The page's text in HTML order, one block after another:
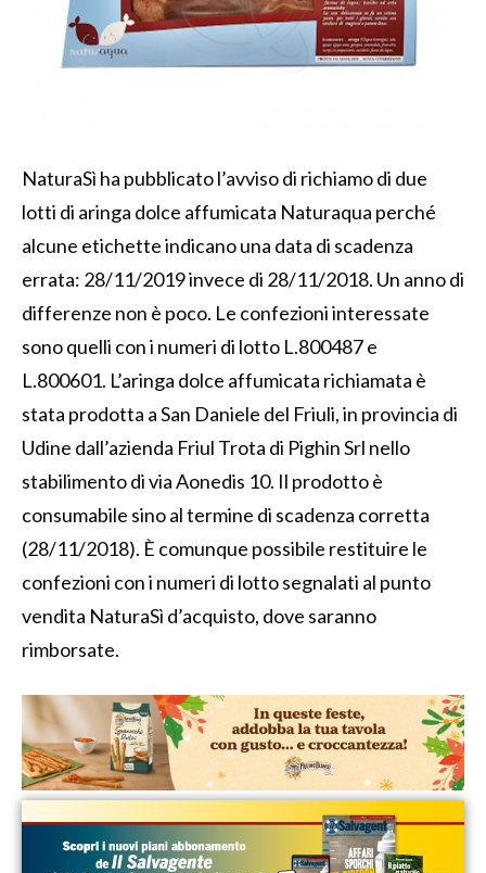
NaturaSì ha pubblicato l’avviso di richiamo di due
lotti di aringa dolce affumicata Naturaqua perché
alcune etichette indicano una data di scadenza
errata: 28/11/2019 invece di 28/11/2018. Un anno di
differenze non è poco. Le confezioni interessate
sono quelli con i numeri di lotto L.800487 e
L.800601. L’aringa dolce affumicata richiamata è
stata prodotta a San Daniele del Friuli, in provincia di
Udine dall’azienda Friul Trota di Pighin Srl nello
stabilimento di via Aonedis 10. Il prodotto è
consumabile sino al termine di scadenza corretta
(28/11/2018). È comunque possibile restituire le
confezioni con i numeri di lotto segnalati al punto
vendita NaturaSì d’acquisto, dove saranno
rimborsate.